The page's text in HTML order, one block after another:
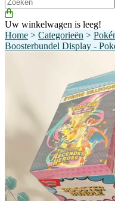
Uw winkelwagen is leeg!
Home > Categorieën >
Boosterbundel Display -